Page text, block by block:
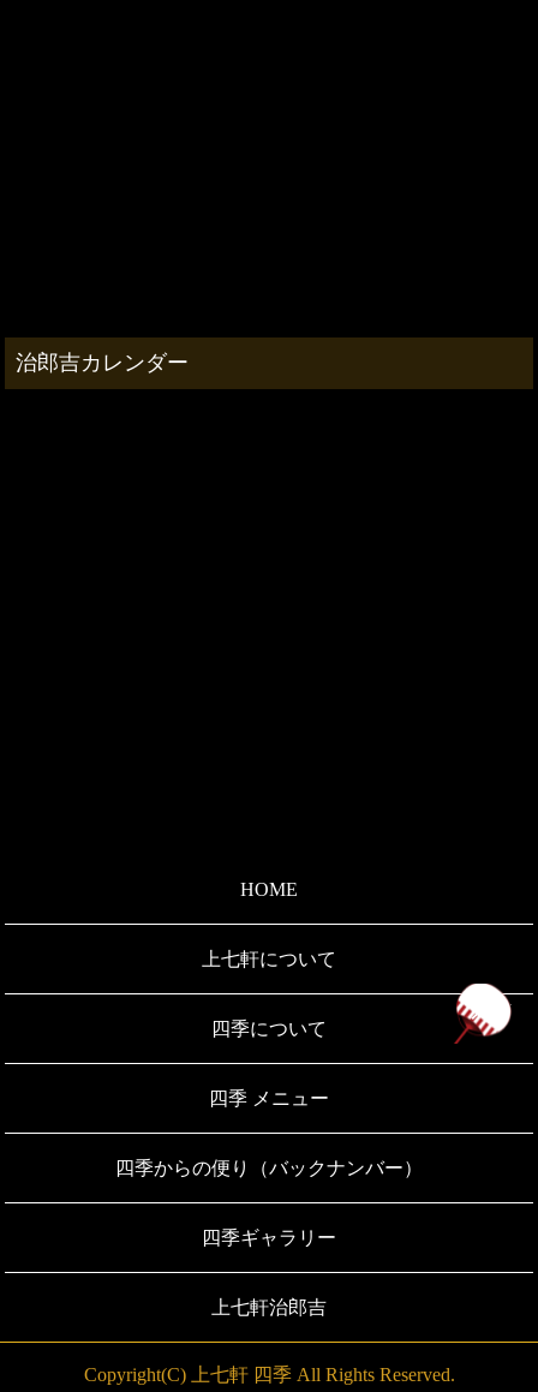
HOME
上七軒について
四季について
四季 メニュー
四季からの便り（バックナンバー）
四季ギャラリー
上七軒治郎吉
Copyright(C) 上七軒 四季 All Rights Reserved.
ペ